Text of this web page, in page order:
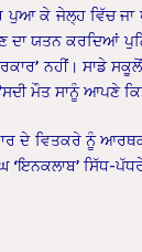
ਪੁਆ ਕੇ ਜੇਲ੍ਹ ਵਿੱਚ
ਦਾ ਯਤਨ ਕਰਦਿਆਂ
ਨਹੀਂ। ਸਾਡੇ
ਮੌਤ ਸਾਨੂੰ ਆਪਣੇ
ਦੇ ਵਿਤਕਰੇ ਨੂੰ
ਸਿੱਧ-